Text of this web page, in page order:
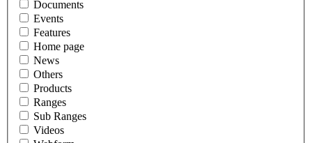
Documents
Events
Features
Home page
News
Others
Products
Ranges
Sub Ranges
Videos